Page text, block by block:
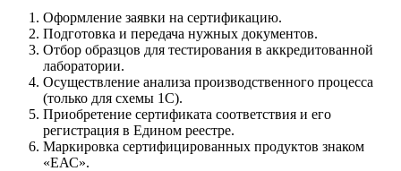
Оформление заявки на сертификацию.
Подготовка и передача нужных документов.
Отбор образцов для тестирования в аккредитованной
лаборатории.
Осуществление анализа производственного процесса
(только для схемы 1С).
Приобретение сертификата соответствия и его
регистрация в Едином реестре.
Маркировка сертифицированных продуктов знаком
«ЕАС».